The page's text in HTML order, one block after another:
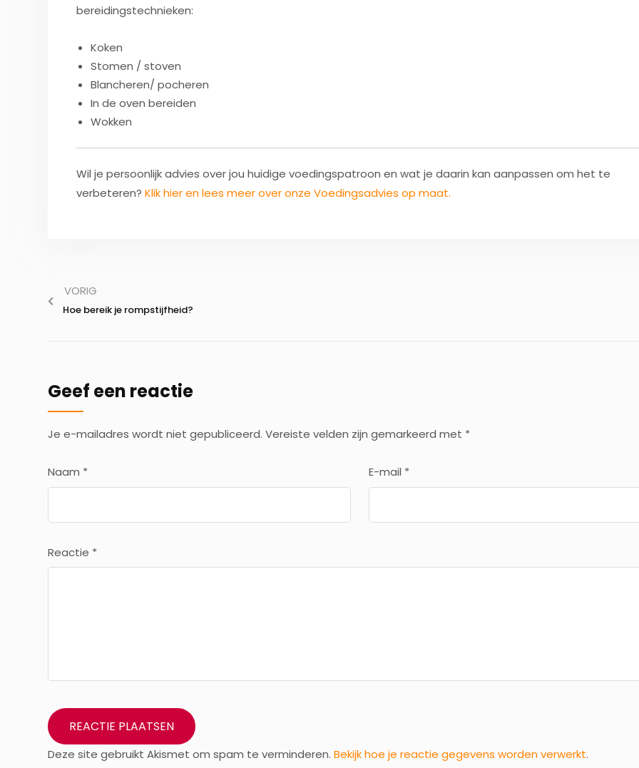
bereidingstechnieken:
Koken
Stomen / stoven
Blancheren/ pocheren
In de oven bereiden
Wokken
Wil je persoonlijk advies over jou huidige voedingspatroon en wat je daarin kan aanpassen om het te
verbeteren? Klik hier en lees meer over onze Voedingsadvies op maat.
VORIG
Hoe bereik je rompstijfheid?
Geef een reactie
Je e-mailadres wordt niet gepubliceerd. Vereiste velden zijn gemarkeerd met *
Naam * E-mail *
Reactie *
Deze site gebruikt Akismet om spam te verminderen. Bekijk hoe je reactie gegevens worden verwerkt.